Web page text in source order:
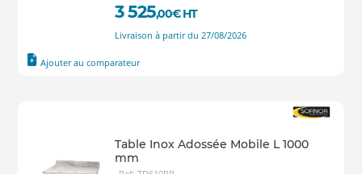
3 525,00€ HT
Livraison à partir du 27/08/2026
Ajouter au comparateur
Table Inox Adossée Mobile L 1000
mm